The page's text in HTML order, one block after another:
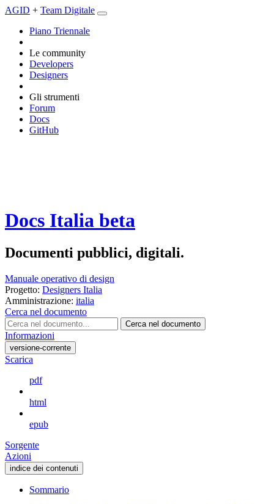
AGID + Team Digitale
Piano Triennale
Le community
Developers
Designers
Gli strumenti
Forum
Docs
GitHub
Docs Italia beta
Documenti pubblici, digitali.
Manuale operativo di design
Progetto: Designers Italia
Amministrazione: italia
Cerca nel documento
Cerca nel documento
Informazioni
versione-corrente
Scarica
pdf
html
epub
Sorgente
Azioni
indice dei contenuti
Sommario